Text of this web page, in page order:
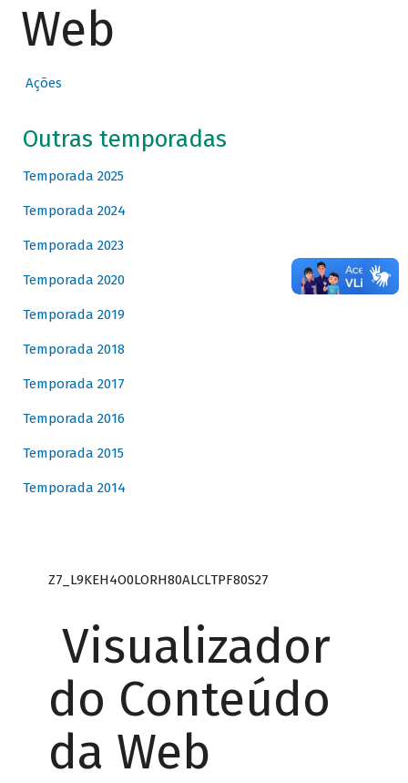
Web
Ações
Outras temporadas
Temporada 2025
Temporada 2024
Temporada 2023
Temporada 2020
Temporada 2019
Temporada 2018
Temporada 2017
Temporada 2016
Temporada 2015
Temporada 2014
Z7_L9KEH4O0LORH80ALCLTPF80S27
Visualizador
do Conteúdo
da Web